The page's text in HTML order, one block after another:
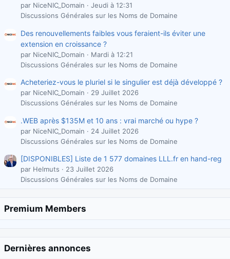
par NiceNIC_Domain
Jeudi à 12:31
Discussions Générales sur les Noms de Domaine
Des renouvellements faibles vous feraient-ils éviter une
extension en croissance ?
par NiceNIC_Domain
Mardi à 12:21
Discussions Générales sur les Noms de Domaine
Acheteriez-vous le pluriel si le singulier est déjà développé ?
par NiceNIC_Domain
29 Juillet 2026
Discussions Générales sur les Noms de Domaine
.WEB après $135M et 10 ans : vrai marché ou hype ?
par NiceNIC_Domain
24 Juillet 2026
Discussions Générales sur les Noms de Domaine
[DISPONIBLES] Liste de 1 577 domaines LLL.fr en hand-reg
par Helmuts
23 Juillet 2026
Discussions Générales sur les Noms de Domaine
Premium Members
Dernières annonces